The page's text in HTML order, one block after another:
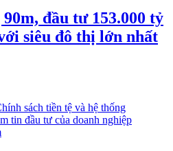
đầu tư 153.000 tỷ
siêu đô thị lớn nhất